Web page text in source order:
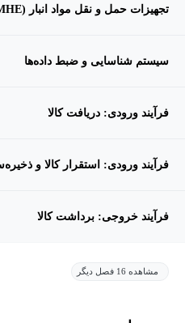
تجهیزات حمل و نقل مواد انبار (MHE)
سیستم شناسایی و ضبط داده‌ها
فرآیند ورودی: دریافت کالا
فرآیند ورودی: استقرار کالا و
فرآیند خروجی: برداشت کالا
مشاهده 16 فصل دیگر